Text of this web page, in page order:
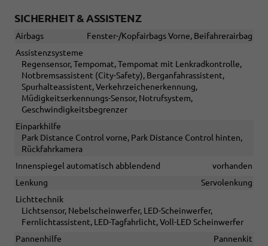
SICHERHEIT & ASSISTENZ
Airbags
Fenster-/Kopfairbags Vorne, Beifahrerairbag
Assistenzsysteme
Regensensor, Tempomat, Tempomat mit Lenkradkontrolle,
Notbremsassistent (City-Safety), Berganfahrassistent,
Spurhalteassistent, Verkehrzeichenerkennung,
Müdigkeitserkennungs-Sensor, Notrufsystem,
Geschwindigkeitsbegrenzer
Einparkhilfe
Park Distance Control vorne, Park Distance Control hinten,
Rückfahrkamera
Innenspiegel automatisch abblendend
vorhanden
Lenkung
Servolenkung
Lichttechnik
Lichtsensor, Nebelscheinwerfer, LED-Scheinwerfer,
Fernlichtassistent, LED-Tagfahrlicht, Voll-LED Scheinwerfer
Pannenhilfe
Pannenkit